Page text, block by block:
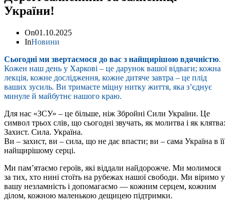
України!
On01.10.2025
InНовини
Сьогодні ми звертаємося до вас з найщирішою вдячністю.
Кожен наш день у Харкові – це дарунок вашої відваги; кожна
лекція, кожне дослідження, кожне дитяче завтра – це плід
ваших зусиль. Ви тримаєте міцну нитку життя, яка з’єднує
минуле й майбутнє нашого краю.
Для нас «ЗСУ» – це більше, ніж Збройні Сили України. Це
символ трьох слів, що сьогодні звучать, як молитва і як клятва:
Захист. Сила. Україна.
Ви – захист, ви – сила, що не дає впасти; ви – сама Україна в її
найщирішому серці.
Ми пам’ятаємо героїв, які віддали найдорожче. Ми молимося
за тих, хто нині стоїть на рубежах нашої свободи. Ми віримо у
вашу незламність і допомагаємо — кожним серцем, кожним
ділом, кожною маленькою дещицею підтримки.